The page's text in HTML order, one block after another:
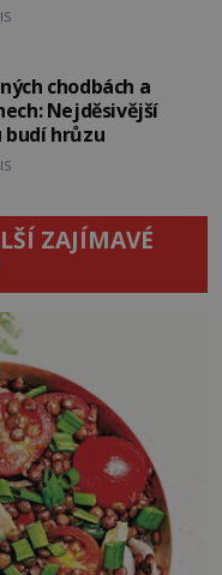
chodbách a
Nejděsivější
budí hrůzu
ZAJÍMAVÉ